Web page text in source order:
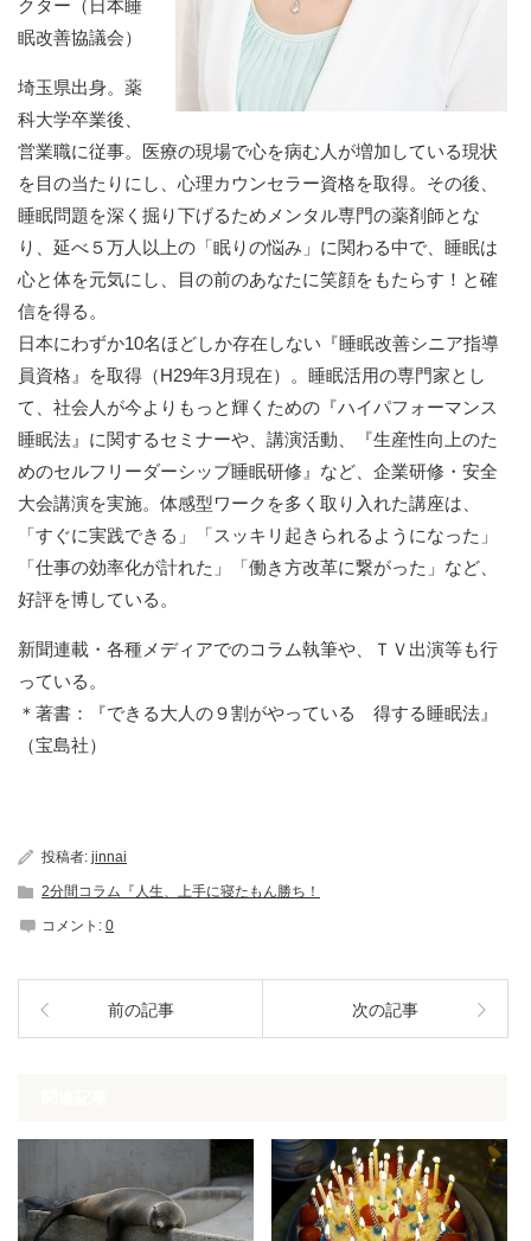
クター（日本睡
眠改善協議会）
埼玉県出身。薬
科大学卒業後、
営業職に従事。医療の現場で心を病む人が増加している現状
を目の当たりにし、心理カウンセラー資格を取得。その後、
睡眠問題を深く掘り下げるためメンタル専門の薬剤師とな
り、延べ５万人以上の「眠りの悩み」に関わる中で、睡眠は
心と体を元気にし、目の前のあなたに笑顔をもたらす！と確
信を得る。
日本にわずか10名ほどしか存在しない『睡眠改善シニア指導
員資格』を取得（H29年3月現在）。睡眠活用の専門家とし
て、社会人が今よりもっと輝くための『ハイパフォーマンス
睡眠法』に関するセミナーや、講演活動、『生産性向上のた
めのセルフリーダーシップ睡眠研修』など、企業研修・安全
大会講演を実施。体感型ワークを多く取り入れた講座は、
「すぐに実践できる」「スッキリ起きられるようになった」
「仕事の効率化が計れた」「働き方改革に繋がった」など、
好評を博している。
新聞連載・各種メディアでのコラム執筆や、ＴＶ出演等も行
っている。
＊著書：『できる大人の９割がやっている 得する睡眠法』
（宝島社）
投稿者: jinnai
2分間コラム『人生、上手に寝たもん勝ち！
コメント: 0
前の記事 次の記事